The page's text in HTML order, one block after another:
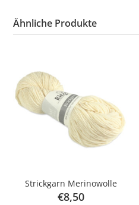
Ähnliche Produkte
Strickgarn Merinowolle
€8,50